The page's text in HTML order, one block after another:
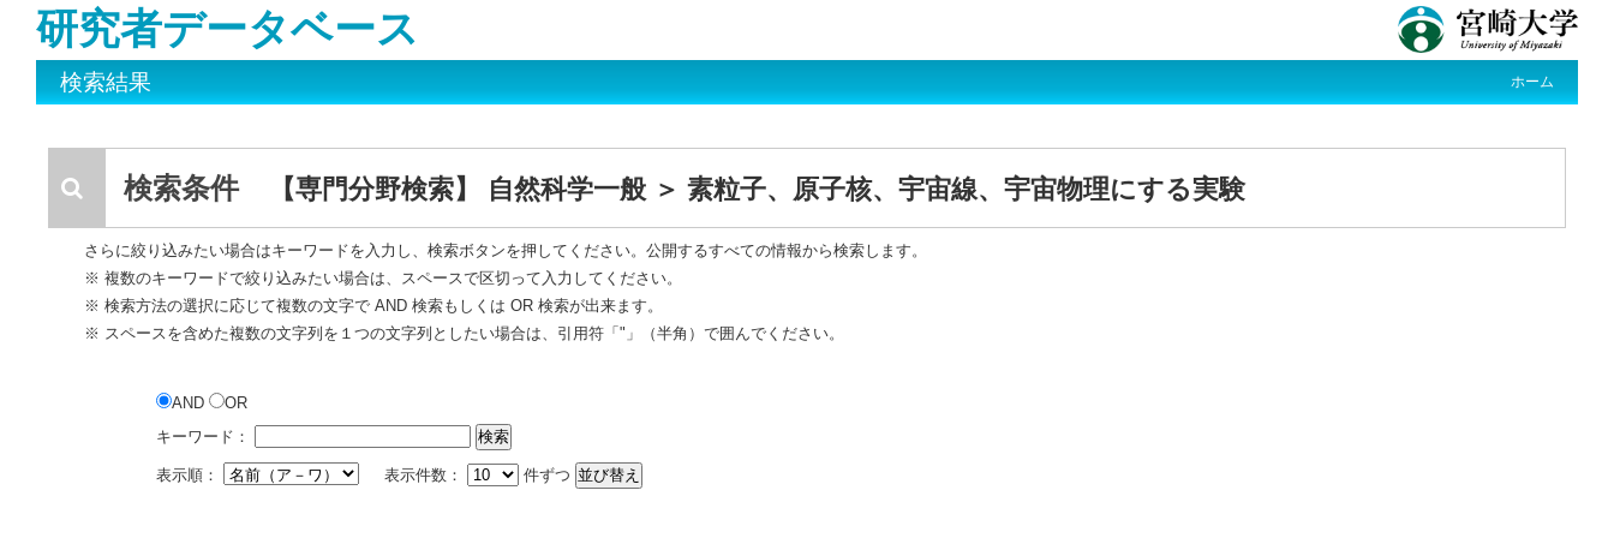
研究者データベース
検索結果 ホーム
検索条件 【専門分野検索】 自然科学一般 ＞ 素粒子、原子核、宇宙線、宇宙物理にする実験
さらに絞り込みたい場合はキーワードを入力し、検索ボタンを押してください。公開するすべての情報から検索します。
※ 複数のキーワードで絞り込みたい場合は、スペースで区切って入力してください。
※ 検索方法の選択に応じて複数の文字で AND 検索もしくは OR 検索が出来ます。
※ スペースを含めた複数の文字列を１つの文字列としたい場合は、引用符「"」（半角）で囲んでください。
AND
OR
キーワード：
表示順： 表示件数： 件ずつ